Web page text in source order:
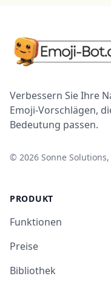
Verbessern Sie Ihre
Emoji-Vorschlägen,
Bedeutung passen.
© 2026 Sonne
PRODUKT
Funktionen
Preise
Bibliothek